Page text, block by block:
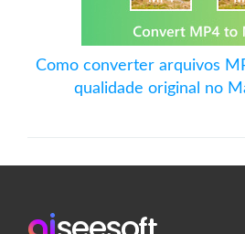
Como converter arquivos
qualidade original no